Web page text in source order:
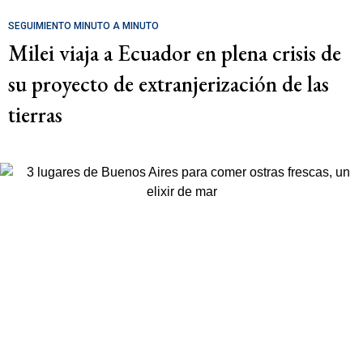
SEGUIMIENTO MINUTO A MINUTO
Milei viaja a Ecuador en plena crisis de
su proyecto de extranjerización de las
tierras